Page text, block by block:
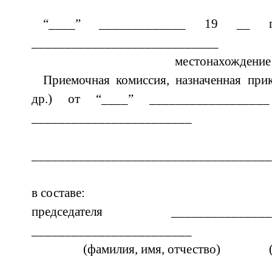
“____”
местонахождение
Приемочная комиссия, назначенная
др.) от “____”
в составе:
председателя
(фамилия, имя, отчество)